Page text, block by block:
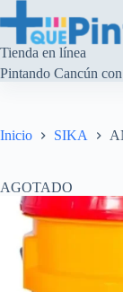
al
contenido
Tienda en línea
Pintando Cancún
Inicio SIKA
AGOTADO